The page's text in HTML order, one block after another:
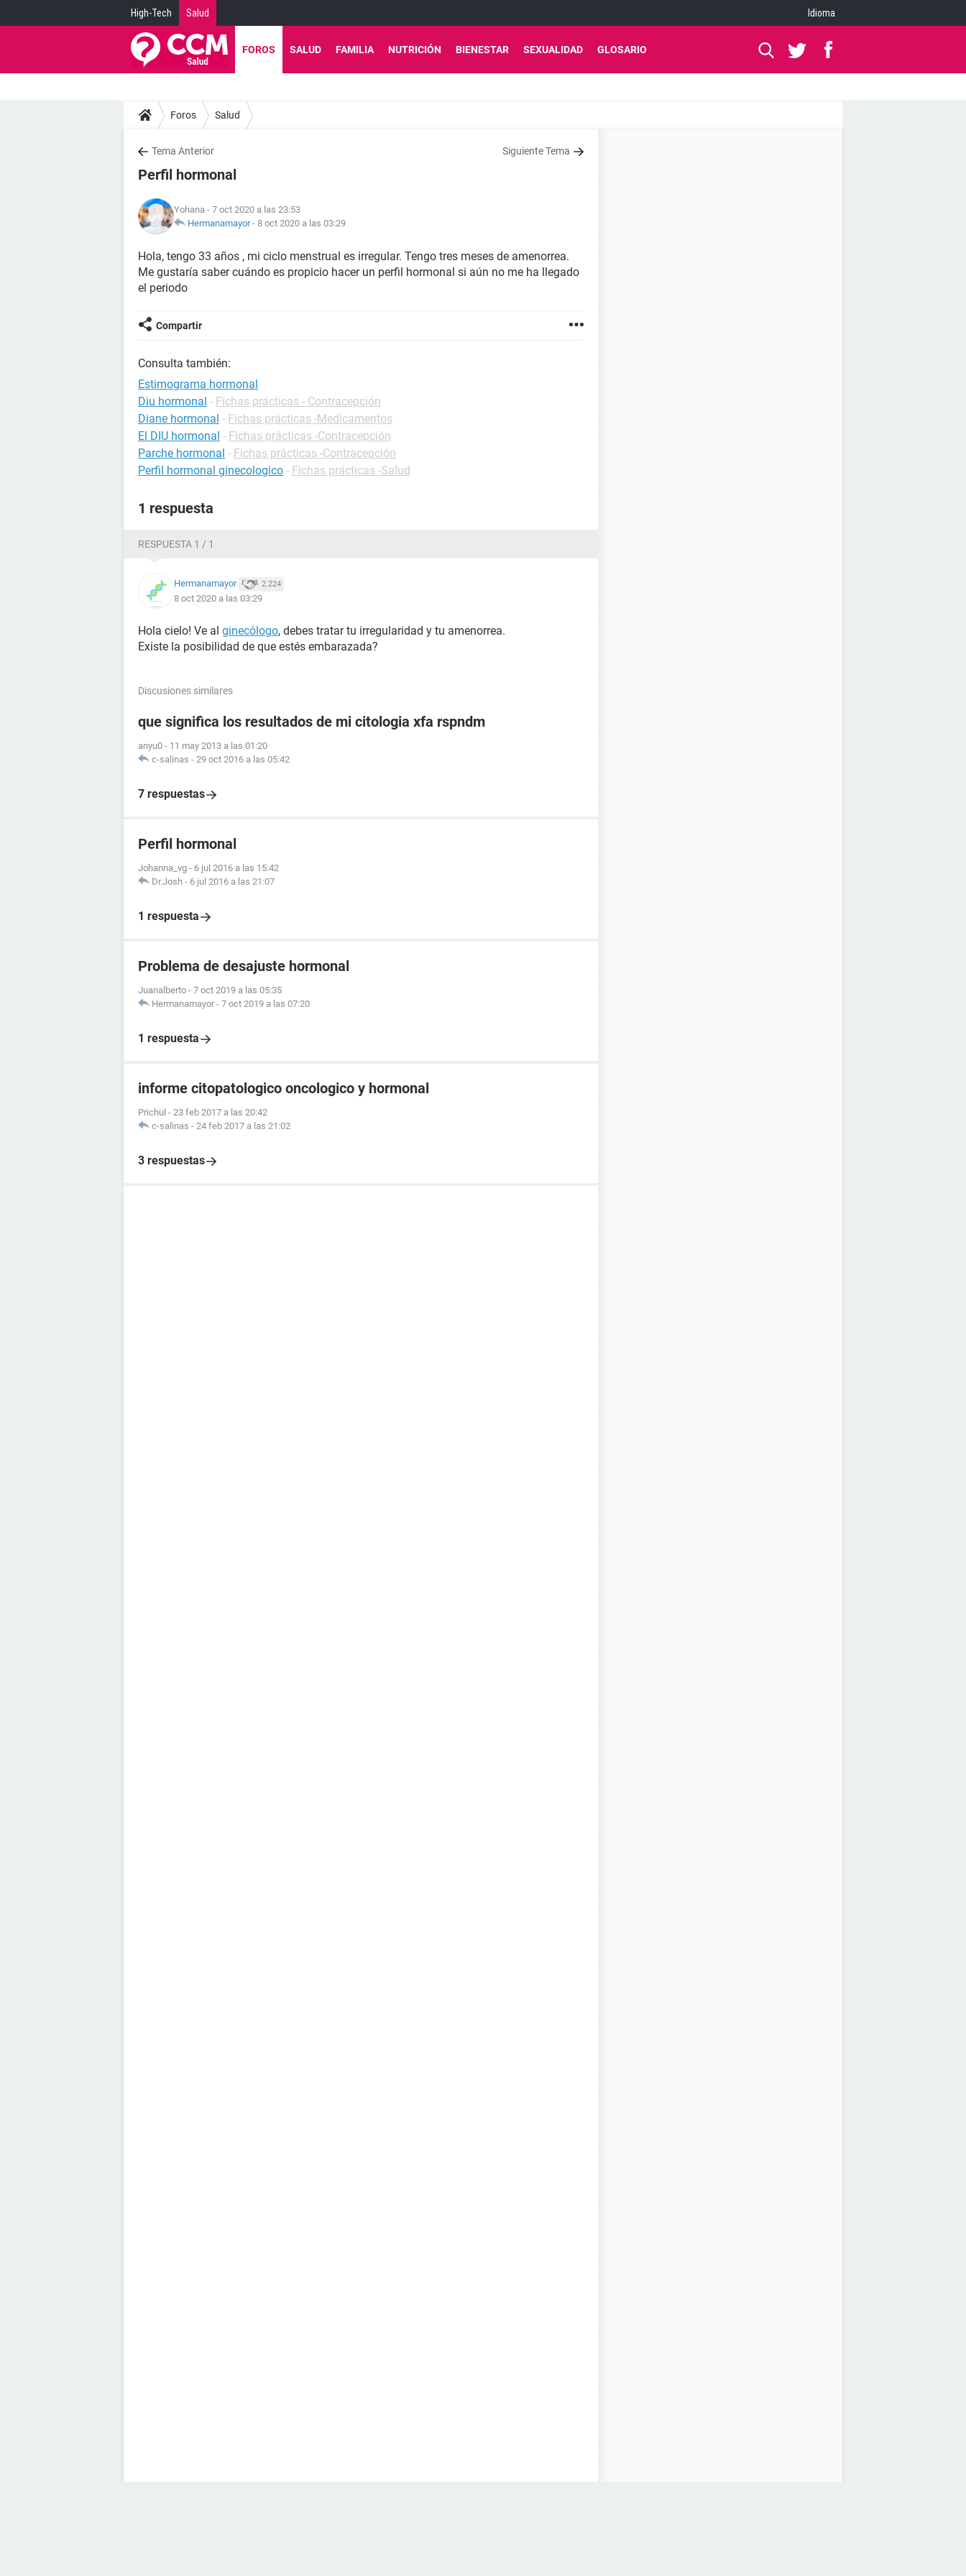
High-Tech Salud Idioma
FOROS SALUD FAMILIA NUTRICIÓN BIENESTAR SEXUALIDAD GLOSARIO
Foros Salud
Tema Anterior Siguiente Tema
Perfil hormonal
Yohana - 7 oct 2020 a las 23:53
Hermanamayor- 8 oct 2020 a las 03:29
Hola, tengo 33 años , mi ciclo menstrual es irregular. Tengo tres meses de amenorrea.
Me gustaría saber cuándo es propicio hacer un perfil hormonal si aún no me ha llegado
el periodo
Compartir
Consulta también:
Estimograma hormonal
Diu hormonal - Fichas prácticas - Contracepción
Diane hormonal - Fichas prácticas -Medicamentos
El DIU hormonal - Fichas prácticas -Contracepción
Parche hormonal - Fichas prácticas -Contracepción
Perfil hormonal ginecologico - Fichas prácticas -Salud
1 respuesta
RESPUESTA 1 / 1
Hermanamayor 2.224
8 oct 2020 a las 03:29
Hola cielo! Ve al ginecólogo, debes tratar tu irregularidad y tu amenorrea.
Existe la posibilidad de que estés embarazada?
Discusiones similares
que significa los resultados de mi citologia xfa rspndm
anyu0 - 11 may 2013 a las 01:20
c-salinas - 29 oct 2016 a las 05:42
7 respuestas
Perfil hormonal
Johanna_vg - 6 jul 2016 a las 15:42
Dr.Josh - 6 jul 2016 a las 21:07
1 respuesta
Problema de desajuste hormonal
Juanalberto - 7 oct 2019 a las 05:35
Hermanamayor - 7 oct 2019 a las 07:20
1 respuesta
informe citopatologico oncologico y hormonal
Prichul - 23 feb 2017 a las 20:42
c-salinas - 24 feb 2017 a las 21:02
3 respuestas